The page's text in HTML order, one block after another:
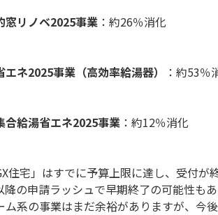
窓リノベ2025事業 ：約26％消化
エネ2025事業（高効率給湯器） ：約53
合給湯省エネ2025事業 ：約12％消化
住宅」はすでに予算上限に達し、受付
降の申請ラッシュで早期終了の可能性もあ
ム系の事業はまだ余裕がありますが、今